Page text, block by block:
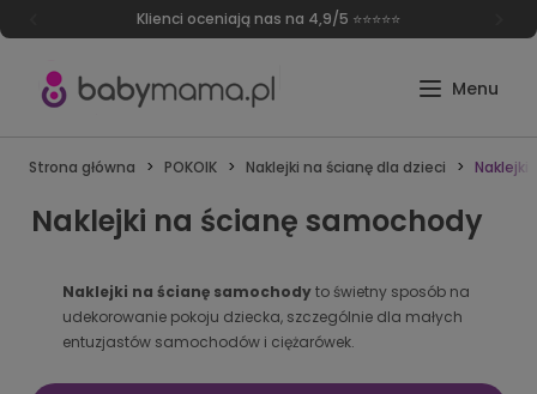
Klienci oceniają nas na 4,9/5 ⭐⭐⭐⭐⭐
Strona główna POKOIK Naklejki na ścianę dla dzieci Naklejki
Naklejki na ścianę samochody
Naklejki na ścianę samochodyto świetny sposób na
udekorowanie pokoju dziecka, szczególnie dla małych
entuzjastów samochodów i ciężarówek.